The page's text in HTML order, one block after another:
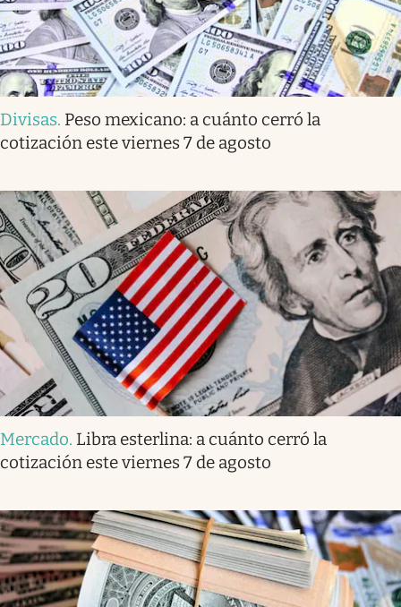
Divisas. Peso mexicano: a cuánto cerró la
cotización este viernes 7 de agosto
Mercado. Libra esterlina: a cuánto cerró la
cotización este viernes 7 de agosto